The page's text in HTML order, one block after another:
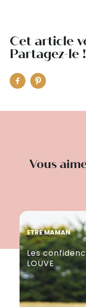
Cet article
Partagez-le !
Vous
ETRE MAMAN
Les
LOUVE